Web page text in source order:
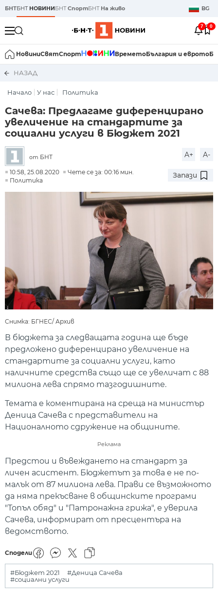
БНТБНТ НОВИНИБНТСпортБНТ На живо BG
7 0
НовиниСвятСпорт ВреметоБългария и еврото
НАЗАД
Начало У нас Политика
Сачева: Предлагаме диференцирано
увеличение на стандартите за
социални услуги в Бюджет 2021
от БНТ A+ A-
10:58, 25.08.2020
Чете се за: 00:16 мин.
Политика
Запази
Снимка: БГНЕС/ Архив
В бюджета за следващата година ще бъде
предложено диференцирано увеличение на
стандартите за социални услуги, като
наличните средства също ще се увеличат с 88
милиона лева спрямо тазгодишните.
Темата е коментирана на среща на министър
Деница Сачева с представители на
Националното сдружение на общините.
Реклама
Предстои и въвеждането на стандарт за
личен асистент. Бюджетът за това е не по-
малък от 87 милиона лева. Прави се възможното
да няма прекъсване в общинските програми
"Топъл обяд" и "Патронажна грижа", е уверила
Сачева, информират от пресцентъра на
ведомството.
Сподели
#Бюджет 2021
#Деница Сачева
#социални услуги